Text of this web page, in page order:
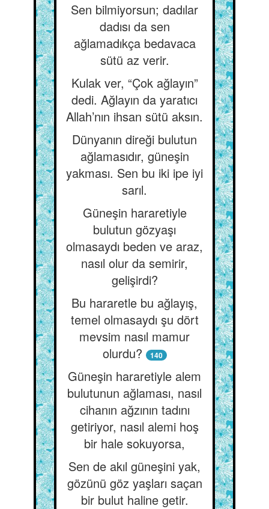
Sen bilmiyorsun; dadılar
dadısı da sen
ağlamadıkça bedavaca
sütü az verir.
Kulak ver, “Çok ağlayın”
dedi. Ağlayın da yaratıcı
Allah’nın ihsan sütü aksın.
Dünyanın direği bulutun
ağlamasıdır, güneşin
yakması. Sen bu iki ipe iyi
sarıl.
Güneşin hararetiyle
bulutun gözyaşı
olmasaydı beden ve araz,
nasıl olur da semirir,
gelişirdi?
Bu hararetle bu ağlayış,
temel olmasaydı şu dört
mevsim nasıl mamur
olurdu?
140
Güneşin hararetiyle alem
bulutunun ağlaması, nasıl
cihanın ağzının tadını
getiriyor, nasıl alemi hoş
bir hale sokuyorsa,
Sen de akıl güneşini yak,
gözünü göz yaşları saçan
bir bulut haline getir.